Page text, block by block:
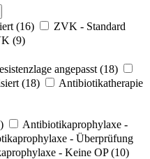
(16)
ZVK - Standard
(9)
angepasst (18)
(18)
Antibiotikatherapie
Antibiotikaprophylaxe -
- Überprüfung
- Keine OP(10)